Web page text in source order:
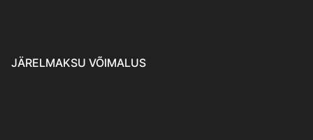
JÄRELMAKSU VÕIMALUS